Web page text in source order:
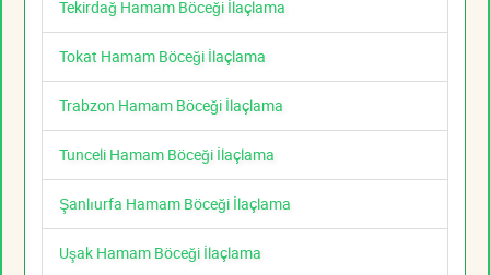
Tekirdağ Hamam Böceği İlaçlama
Tokat Hamam Böceği İlaçlama
Trabzon Hamam Böceği İlaçlama
Tunceli Hamam Böceği İlaçlama
Şanlıurfa Hamam Böceği İlaçlama
Uşak Hamam Böceği İlaçlama